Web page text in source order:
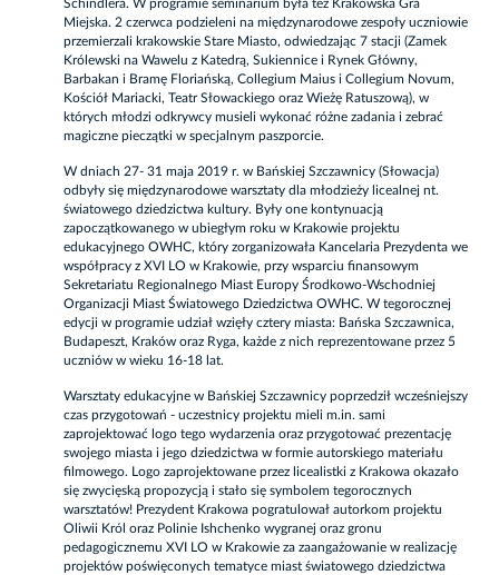
Schindlera. W programie seminarium była też Krakowska Gra
Miejska. 2 czerwca podzieleni na międzynarodowe zespoły uczniowie
przemierzali krakowskie Stare Miasto, odwiedzając 7 stacji (Zamek
Królewski na Wawelu z Katedrą, Sukiennice i Rynek Główny,
Barbakan i Bramę Floriańską, Collegium Maius i Collegium Novum,
Kościół Mariacki, Teatr Słowackiego oraz Wieżę Ratuszową), w
których młodzi odkrywcy musieli wykonać różne zadania i zebrać
magiczne pieczątki w specjalnym paszporcie.
W dniach 27- 31 maja 2019 r. w Bańskiej Szczawnicy (Słowacja)
odbyły się międzynarodowe warsztaty dla młodzieży licealnej nt.
światowego dziedzictwa kultury. Były one kontynuacją
zapoczątkowanego w ubiegłym roku w Krakowie projektu
edukacyjnego OWHC, który zorganizowała Kancelaria Prezydenta we
współpracy z XVI LO w Krakowie, przy wsparciu finansowym
Sekretariatu Regionalnego Miast Europy Środkowo-Wschodniej
Organizacji Miast Światowego Dziedzictwa OWHC. W tegorocznej
edycji w programie udział wzięły cztery miasta: Bańska Szczawnica,
Budapeszt, Kraków oraz Ryga, każde z nich reprezentowane przez 5
uczniów w wieku 16-18 lat.
Warsztaty edukacyjne w Bańskiej Szczawnicy poprzedził wcześniejszy
czas przygotowań - uczestnicy projektu mieli m.in. sami
zaprojektować logo tego wydarzenia oraz przygotować prezentację
swojego miasta i jego dziedzictwa w formie autorskiego materiału
filmowego. Logo zaprojektowane przez licealistki z Krakowa okazało
się zwycięską propozycją i stało się symbolem tegorocznych
warsztatów! Prezydent Krakowa pogratulował autorkom projektu
Oliwii Król oraz Polinie Ishchenko wygranej oraz gronu
pedagogicznemu XVI LO w Krakowie za zaangażowanie w realizację
projektów poświęconych tematyce miast światowego dziedzictwa